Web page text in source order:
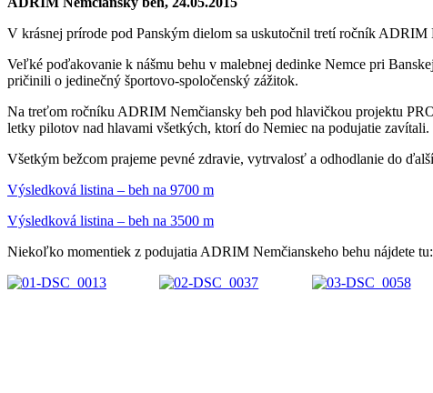
V krásnej prírode pod Panským dielom sa uskutočnil tretí ročník ADRIM
Veľké poďakovanie k nášmu behu v malebnej dedinke Nemce pri
pričinili o jedinečný športovo-spoločenský zážitok.
Na treťom ročníku ADRIM Nemčiansky beh pod hlavičkou projektu
letky pilotov nad hlavami všetkých, ktorí do Nemiec na podujatie zavítali.
Všetkým bežcom prajeme pevné zdravie, vytrvalosť a odhodlanie do
Výsledková listina – beh na 9700 m
Výsledková listina – beh na 3500 m
Niekoľko momentiek z podujatia ADRIM Nemčianskeho behu nájdete tu: